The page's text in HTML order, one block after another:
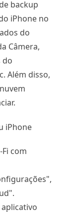
backup
iPhone no
do
Câmera,
do
Além disso,
iPhone
com
aplicativo